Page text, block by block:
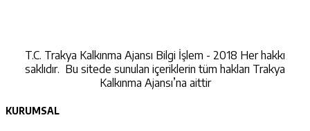
T.C. Trakya Kalkınma Ajansı Bilgi İşlem - 2018 Her hakkı
saklıdır. Bu sitede sunulan içeriklerin tüm hakları Trakya
Kalkınma Ajansı’na aittir
KURUMSAL